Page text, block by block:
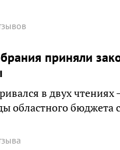
приняли
в двух
областного бюджета